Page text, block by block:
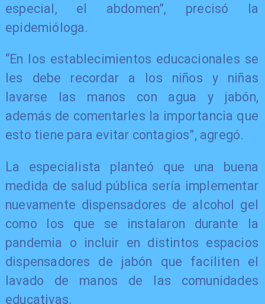
especial, el abdomen”, precisó la
epidemióloga.
“En los establecimientos educacionales se
les debe recordar a los niños y niñas
lavarse las manos con agua y jabón,
además de comentarles la importancia que
esto tiene para evitar contagios”, agregó.
La especialista planteó que una buena
medida de salud pública sería implementar
nuevamente dispensadores de alcohol gel
como los que se instalaron durante la
pandemia o incluir en distintos espacios
dispensadores de jabón que faciliten el
lavado de manos de las comunidades
educativas.